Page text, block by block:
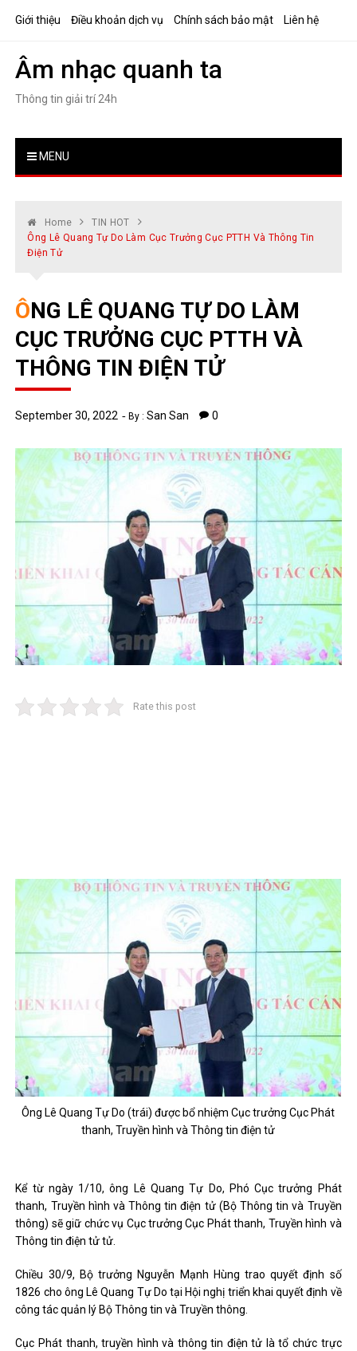
Giới thiệu Điều khoản dịch vụ Chính sách bảo mật Liên hệ
Âm nhạc quanh ta
Thông tin giải trí 24h
MENU
Home
TIN HOT
Ông Lê Quang Tự Do Làm Cục Trưởng Cục PTTH Và Thông Tin
Điện Tử
ÔNG LÊ QUANG TỰ DO LÀM
CỤC TRƯỞNG CỤC PTTH VÀ
THÔNG TIN ĐIỆN TỬ
September 30, 2022 By :San San 0
Rate this post
Ông Lê Quang Tự Do (trái) được bổ nhiệm Cục trưởng Cục Phát
thanh, Truyền hình và Thông tin điện tử
Kể từ ngày 1/10, ông Lê Quang Tự Do, Phó Cục trưởng Phát
thanh, Truyền hình và Thông tin điện tử (Bộ Thông tin và Truyền
thông) sẽ giữ chức vụ Cục trưởng Cục Phát thanh, Truyền hình và
Thông tin điện tử tử.
Chiều 30/9, Bộ trưởng Nguyễn Mạnh Hùng trao quyết định số
1826 cho ông Lê Quang Tự Do tại Hội nghị triển khai quyết định về
công tác quản lý Bộ Thông tin và Truyền thông.
Cục Phát thanh, truyền hình và thông tin điện tử là tổ chức trực